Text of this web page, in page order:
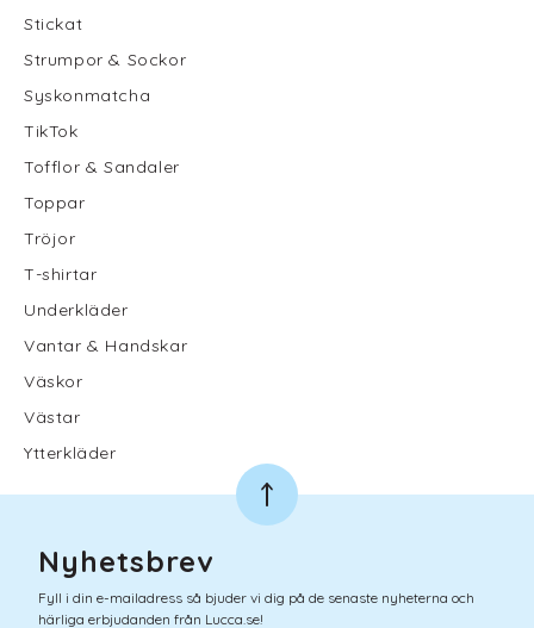
Stickat
Strumpor & Sockor
Syskonmatcha
TikTok
Tofflor & Sandaler
Toppar
Tröjor
T-shirtar
Underkläder
Vantar & Handskar
Väskor
Västar
Ytterkläder
Nyhetsbrev
Fyll i din e-mailadress så bjuder vi dig på de senaste nyheterna och
härliga erbjudanden från Lucca.se!